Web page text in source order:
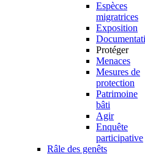
Espèces
migratrices
Exposition
Protéger
Menaces
Mesures de
protection
Patrimoine
bâti
Agir
Enquête
participative
Râle des genêts